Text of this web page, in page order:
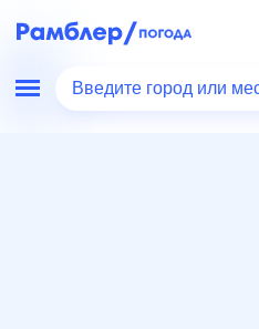
Введите город или